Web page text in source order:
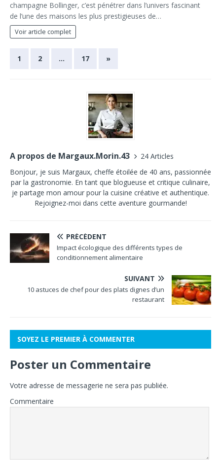
champagne Bollinger, c’est pénétrer dans l’univers fascinant
de l’une des maisons les plus prestigieuses de…
Voir article complet
1 2 … 17 »
A propos de Margaux.Morin.43
24 Articles
Bonjour, je suis Margaux, cheffe étoilée de 40 ans, passionnée
par la gastronomie. En tant que blogueuse et critique culinaire,
je partage mon amour pour la cuisine créative et authentique.
Rejoignez-moi dans cette aventure gourmande!
PRÉCÉDENT
Impact écologique des différents types de
conditionnement alimentaire
SUIVANT
10 astuces de chef pour des plats dignes d’un
restaurant
SOYEZ LE PREMIER À COMMENTER
Poster un Commentaire
Votre adresse de messagerie ne sera pas publiée.
Commentaire